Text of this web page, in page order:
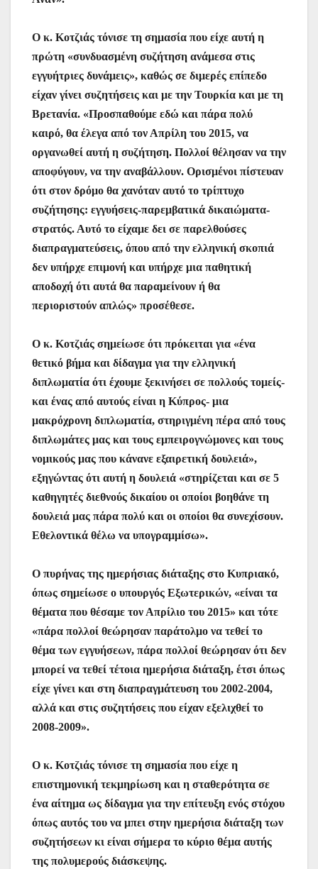
Ο κ. Κοτζιάς τόνισε τη σημασία που είχε αυτή η
πρώτη «συνδυασμένη συζήτηση ανάμεσα στις
εγγυήτριες δυνάμεις», καθώς σε διμερές επίπεδο
είχαν γίνει συζητήσεις και με την Τουρκία και με τη
Βρετανία. «Προσπαθούμε εδώ και πάρα πολύ
καιρό, θα έλεγα από τον Απρίλη του 2015, να
οργανωθεί αυτή η συζήτηση. Πολλοί θέλησαν να την
αποφύγουν, να την αναβάλλουν. Ορισμένοι πίστευαν
ότι στον δρόμο θα χανόταν αυτό το τρίπτυχο
συζήτησης: εγγυήσεις-παρεμβατικά δικαιώματα-
στρατός. Αυτό το είχαμε δει σε παρελθούσες
διαπραγματεύσεις, όπου από την ελληνική σκοπιά
δεν υπήρχε επιμονή και υπήρχε μια παθητική
αποδοχή ότι αυτά θα παραμείνουν ή θα
περιοριστούν απλώς» προσέθεσε.
Ο κ. Κοτζιάς σημείωσε ότι πρόκειται για «ένα
θετικό βήμα και δίδαγμα για την ελληνική
διπλωματία ότι έχουμε ξεκινήσει σε πολλούς τομείς-
και ένας από αυτούς είναι η Κύπρος- μια
μακρόχρονη διπλωματία, στηριγμένη πέρα από τους
διπλωμάτες μας και τους εμπειρογνώμονες και τους
νομικούς μας που κάνανε εξαιρετική δουλειά»,
εξηγώντας ότι αυτή η δουλειά «στηρίζεται και σε 5
καθηγητές διεθνούς δικαίου οι οποίοι βοηθάνε τη
δουλειά μας πάρα πολύ και οι οποίοι θα συνεχίσουν.
Εθελοντικά θέλω να υπογραμμίσω».
Ο πυρήνας της ημερήσιας διάταξης στο Κυπριακό,
όπως σημείωσε ο υπουργός Εξωτερικών, «είναι τα
θέματα που θέσαμε τον Απρίλιο του 2015» και τότε
«πάρα πολλοί θεώρησαν παράτολμο να τεθεί το
θέμα των εγγυήσεων, πάρα πολλοί θεώρησαν ότι δεν
μπορεί να τεθεί τέτοια ημερήσια διάταξη, έτσι όπως
είχε γίνει και στη διαπραγμάτευση του 2002-2004,
αλλά και στις συζητήσεις που είχαν εξελιχθεί το
2008-2009».
Ο κ. Κοτζιάς τόνισε τη σημασία που είχε η
επιστημονική τεκμηρίωση και η σταθερότητα σε
ένα αίτημα ως δίδαγμα για την επίτευξη ενός στόχου
όπως αυτός του να μπει στην ημερήσια διάταξη των
συζητήσεων κι είναι σήμερα το κύριο θέμα αυτής
της πολυμερούς διάσκεψης.